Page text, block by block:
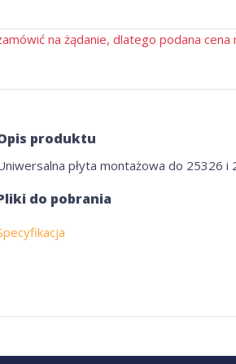
na żądanie, dlatego podana cena
produktu
płyta montażowa do 25326 i
do pobrania